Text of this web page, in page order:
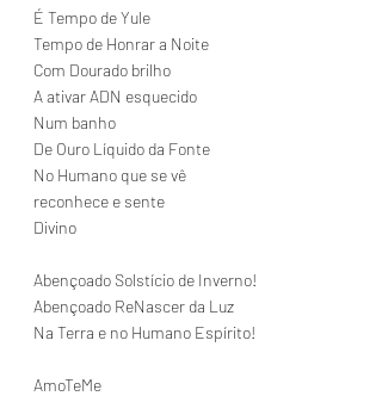
É Tempo de Yule
Tempo de Honrar a Noite
Com Dourado brilho
A ativar ADN esquecido
Num banho
De Ouro Líquido da Fonte
No Humano que se vê
reconhece e sente
Divino
Abençoado Solstício de Inverno!
Abençoado ReNascer da Luz
Na Terra e no Humano Espírito!
AmoTeMe